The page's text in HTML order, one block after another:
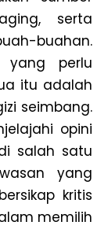
serta
buahan.
yang perlu
itu adalah
seimbang.
opini
salah satu
yang
kritis
memilih